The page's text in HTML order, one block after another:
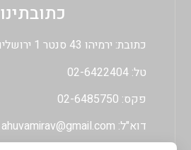
כתובתינו
כתובת: ירמיהו 43 סנטר 1 ירושלים
טל: 02-6422404
פקס: 02-6485750
דוא"ל: ahuvamirav@gmail.com